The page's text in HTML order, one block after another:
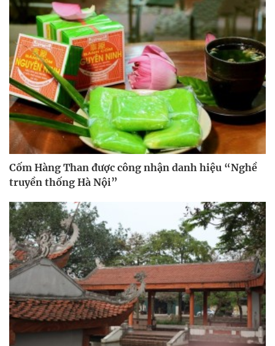
Cốm Hàng Than được công nhận danh hiệu “Nghề
truyền thống Hà Nội”